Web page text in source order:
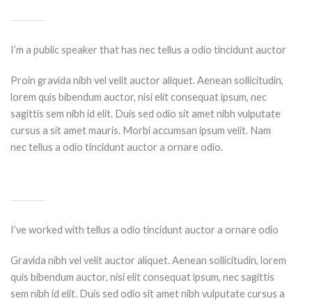
I’m a public speaker that has nec tellus a odio tincidunt auctor
Proin gravida nibh vel velit auctor aliquet. Aenean sollicitudin,
lorem quis bibendum auctor, nisi elit consequat ipsum, nec
sagittis sem nibh id elit. Duis sed odio sit amet nibh vulputate
cursus a sit amet mauris. Morbi accumsan ipsum velit. Nam
nec tellus a odio tincidunt auctor a ornare odio.
I’ve worked with tellus a odio tincidunt auctor a ornare odio
Gravida nibh vel velit auctor aliquet. Aenean sollicitudin, lorem
quis bibendum auctor, nisi elit consequat ipsum, nec sagittis
sem nibh id elit. Duis sed odio sit amet nibh vulputate cursus a